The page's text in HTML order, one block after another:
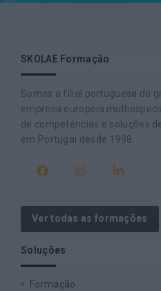
SKOLAE Formação
Somos a filial portuguesa do
empresa europeia
de competências e soluções
em Portugal desde 1998.
Ver todas as formações
Soluções
Formação